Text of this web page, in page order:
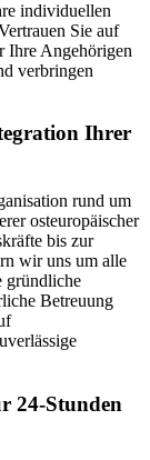
individuellen
Sie auf
Ihre Angehörigen
verbringen
Ihrer
rund um
osteuropäischer
bis zur
wir uns um alle
gründliche
Betreuung
24-Stunden